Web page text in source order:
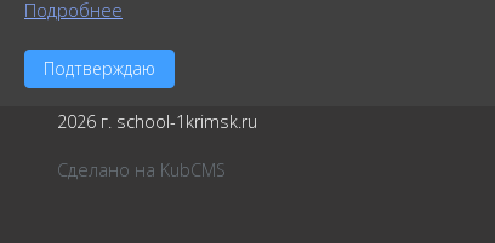
2026 г. school-1krimsk.ru
Сделано на KubCMS
Подробнее
Подтверждаю